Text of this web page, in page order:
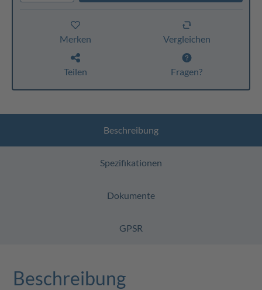
Merken Vergleichen
Teilen Fragen?
Beschreibung
Spezifikationen
Dokumente
GPSR
Beschreibung